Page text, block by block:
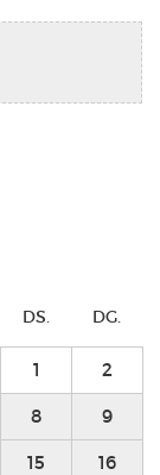
DS. DG.
1 2
8 9
15 16